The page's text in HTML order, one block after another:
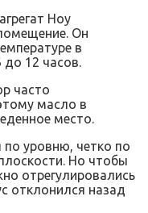
Ноу
Он
в
до 12 часов.
часто
масло в
место.
по уровню, четко по
Но чтобы
отрегулировались
отклонился назад